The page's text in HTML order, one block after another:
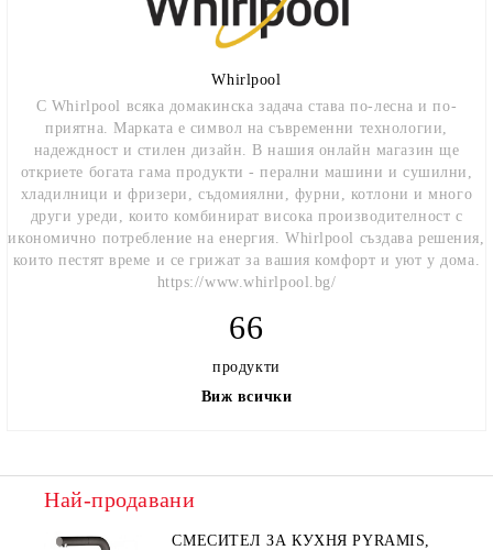
Whirlpool
С Whirlpool всяка домакинска задача става по-лесна и по-
приятна. Марката е символ на съвременни технологии,
надеждност и стилен дизайн. В нашия онлайн магазин ще
откриете богата гама продукти - перални машини и сушилни,
хладилници и фризери, съдомиялни, фурни, котлони и много
други уреди, които комбинират висока производителност с
икономично потребление на енергия. Whirlpool създава решения,
които пестят време и се грижат за вашия комфорт и уют у дома.
https://www.whirlpool.bg/
66
продукти
Виж всички
Най-продавани
СМЕСИТЕЛ ЗА КУХНЯ PYRAMIS,